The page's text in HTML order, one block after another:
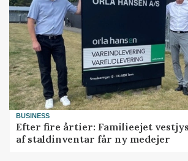
BUSINESS
Efter fire årtier: Familieejet
af staldinventar får ny medejer